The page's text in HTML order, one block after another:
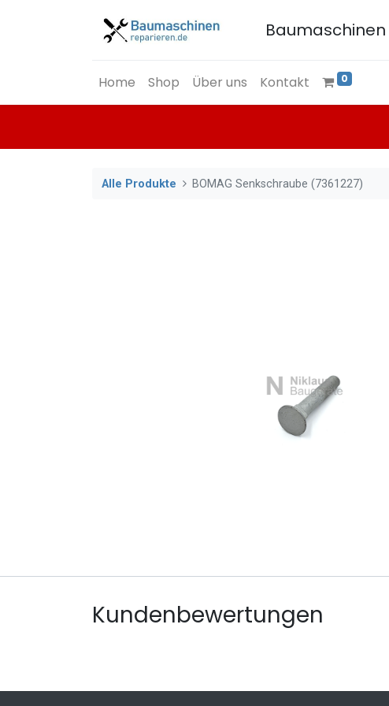
Baumaschinen
Home Shop Über uns Kontakt 0
Alle Produkte BOMAG Senkschraube (7361227)
Kundenbewertungen